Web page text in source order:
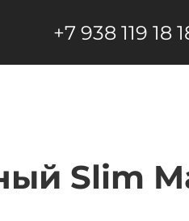
+7 938 119 18
Slim